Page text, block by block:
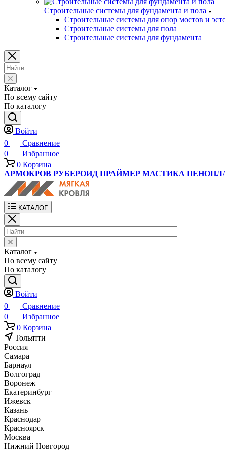
Строительные системы для фундамента и пола
Строительные системы для опор мостов и
Строительные системы для пола
Строительные системы для фундамента
Каталог
По всему сайту
По каталогу
Войти
0
Сравнение
0
Избранное
0 Корзина
АРМОКРОВ РУБЕРОИД ПРАЙМЕР МАСТИКА
КАТАЛОГ
Каталог
По всему сайту
По каталогу
Войти
0
Сравнение
0
Избранное
0 Корзина
Тольятти
Россия
Самара
Барнаул
Волгоград
Воронеж
Екатеринбург
Ижевск
Казань
Краснодар
Красноярск
Москва
Нижний Новгород